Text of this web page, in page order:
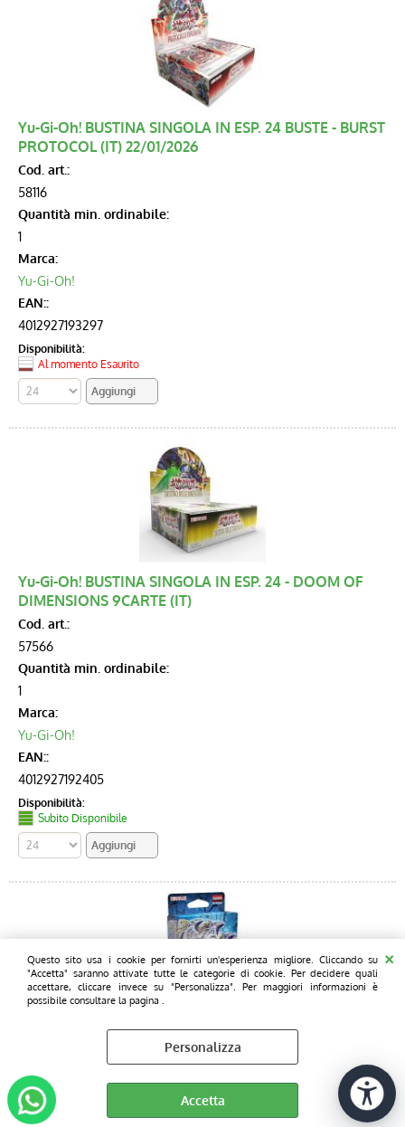
Questo sito usa i cookie per fornirti un'esperienza migliore. Cliccando su
"Accetta" saranno attivate tutte le categorie di cookie. Per decidere quali
accettare, cliccare invece su "Personalizza". Per maggiori informazioni è
possibile consultare la pagina .
Personalizza
Accetta
Yu-Gi-Oh! BUSTINA SINGOLA IN ESP. 24 BUSTE - BURST
PROTOCOL (IT) 22/01/2026
Cod. art.:
58116
Quantità min. ordinabile:
1
Marca:
Yu-Gi-Oh!
EAN::
4012927193297
Disponibilità:
Al momento Esaurito
Yu-Gi-Oh! BUSTINA SINGOLA IN ESP. 24 - DOOM OF
DIMENSIONS 9CARTE (IT)
Cod. art.:
57566
Quantità min. ordinabile:
1
Marca:
Yu-Gi-Oh!
EAN::
4012927192405
Disponibilità:
Subito Disponibile
Yu-Gi-Oh! STRUCTURE DECK - BLUE-EYES WHITE
DESTINY UNLIMITED - ENG (MAZZO SINGOLO)
Cod. art.:
57552
Quantità min. ordinabile: